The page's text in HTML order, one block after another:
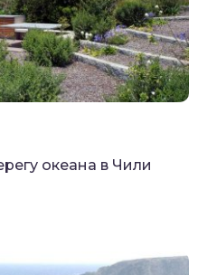
океана в Чили